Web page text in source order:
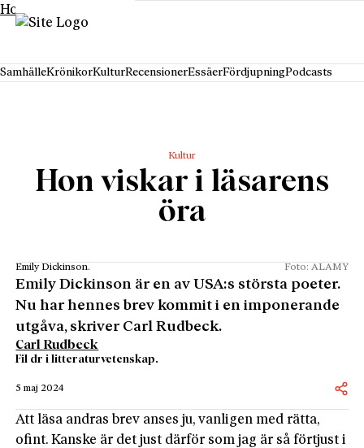
Hoppa till innehåll
SamhälleKrönikorKulturRecensionerEssäerFördjupningPodcasts
Kultur
Hon viskar i läsarens
öra
Emily Dickinson. Foto: ALAMY
Emily Dickinson är en av USA:s största poeter.
Nu har hennes brev kommit i en imponerande
utgåva, skriver Carl Rudbeck.
Carl Rudbeck
Fil dr i litteraturvetenskap.
5 maj 2024
Att läsa andras brev anses ju, vanligen med rätta,
ofint. Kanske är det just därför som jag är så förtjust i